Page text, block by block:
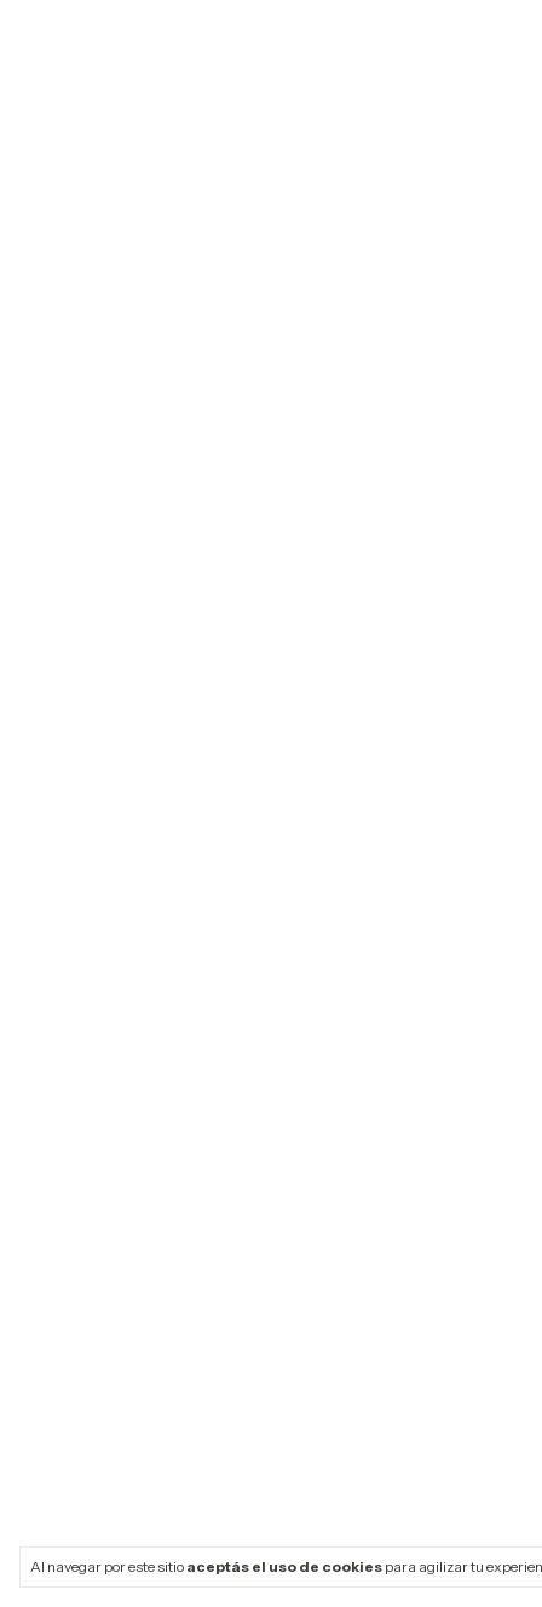
Al navegar por este sitio aceptás el uso de cookies para agilizar tu